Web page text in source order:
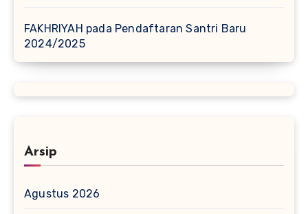
FAKHRIYAH pada Pendaftaran Santri Baru
2024/2025
Arsip
Agustus 2026